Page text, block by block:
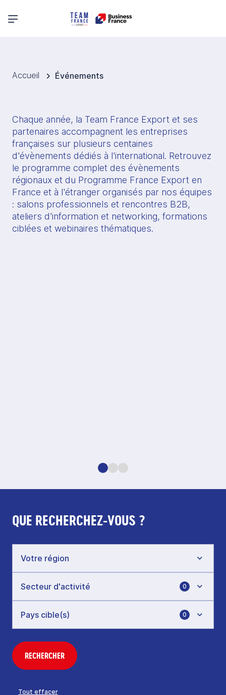
Menu principal
Accueil Événements
Chaque année, la Team France Export et ses
partenaires accompagnent les entreprises
françaises sur plusieurs centaines
d'évènements dédiés à l'international. Retrouvez
le programme complet des évènements
régionaux et du Programme France Export en
France et à l'étranger organisés par nos équipes
: salons professionnels et rencontres B2B,
ateliers d'information et networking, formations
ciblées et webinaires thématiques.
QUE RECHERCHEZ-VOUS ?
0
0
RECHERCHER
Tout effacer